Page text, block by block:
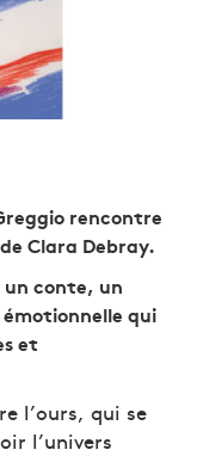
rencontre
Clara Debray.
conte, un
qui
et
l’ours, qui se
l’univers